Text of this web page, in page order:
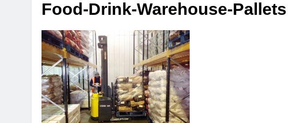
Food-Drink-Warehouse-Pallets